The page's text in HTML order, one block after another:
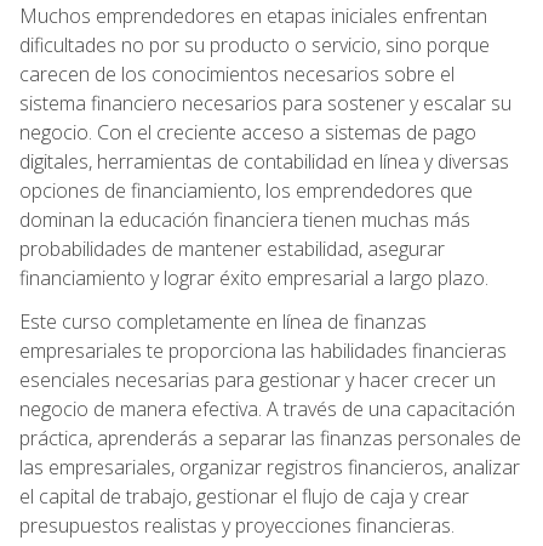
Muchos emprendedores en etapas iniciales enfrentan
dificultades no por su producto o servicio, sino porque
carecen de los conocimientos necesarios sobre el
sistema financiero necesarios para sostener y escalar su
negocio. Con el creciente acceso a sistemas de pago
digitales, herramientas de contabilidad en línea y diversas
opciones de financiamiento, los emprendedores que
dominan la educación financiera tienen muchas más
probabilidades de mantener estabilidad, asegurar
financiamiento y lograr éxito empresarial a largo plazo.
Este curso completamente en línea de finanzas
empresariales te proporciona las habilidades financieras
esenciales necesarias para gestionar y hacer crecer un
negocio de manera efectiva. A través de una capacitación
práctica, aprenderás a separar las finanzas personales de
las empresariales, organizar registros financieros, analizar
el capital de trabajo, gestionar el flujo de caja y crear
presupuestos realistas y proyecciones financieras.